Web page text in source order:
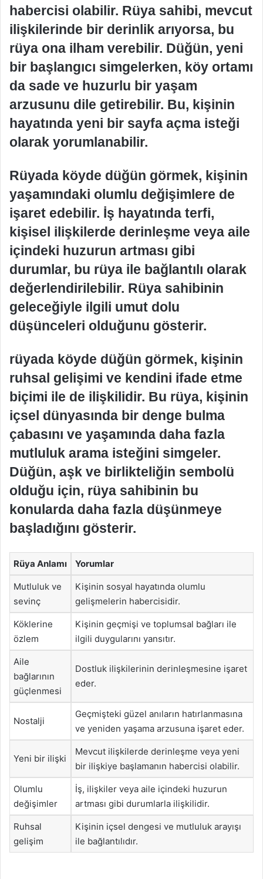
habercisi olabilir. Rüya sahibi, mevcut
ilişkilerinde bir derinlik arıyorsa, bu
rüya ona ilham verebilir. Düğün, yeni
bir başlangıcı simgelerken, köy ortamı
da sade ve huzurlu bir yaşam
arzusunu dile getirebilir. Bu, kişinin
hayatında yeni bir sayfa açma isteği
olarak yorumlanabilir.
Rüyada köyde düğün görmek, kişinin
yaşamındaki olumlu değişimlere de
işaret edebilir. İş hayatında terfi,
kişisel ilişkilerde derinleşme veya aile
içindeki huzurun artması gibi
durumlar, bu rüya ile bağlantılı olarak
değerlendirilebilir. Rüya sahibinin
geleceğiyle ilgili umut dolu
düşünceleri olduğunu gösterir.
rüyada köyde düğün görmek, kişinin
ruhsal gelişimi ve kendini ifade etme
biçimi ile de ilişkilidir. Bu rüya, kişinin
içsel dünyasında bir denge bulma
çabasını ve yaşamında daha fazla
mutluluk arama isteğini simgeler.
Düğün, aşk ve birlikteliğin sembolü
olduğu için, rüya sahibinin bu
konularda daha fazla düşünmeye
başladığını gösterir.
Rüya Anlamı Yorumlar
Mutluluk ve
sevinç
Kişinin sosyal hayatında olumlu
gelişmelerin habercisidir.
Köklerine
özlem
Kişinin geçmişi ve toplumsal bağları ile
ilgili duygularını yansıtır.
Aile
bağlarının
güçlenmesi
Dostluk ilişkilerinin derinleşmesine işaret
eder.
Nostalji
Geçmişteki güzel anıların hatırlanmasına
ve yeniden yaşama arzusuna işaret eder.
Yeni bir ilişki
Mevcut ilişkilerde derinleşme veya yeni
bir ilişkiye başlamanın habercisi olabilir.
Olumlu
değişimler
İş, ilişkiler veya aile içindeki huzurun
artması gibi durumlarla ilişkilidir.
Ruhsal
gelişim
Kişinin içsel dengesi ve mutluluk arayışı
ile bağlantılıdır.